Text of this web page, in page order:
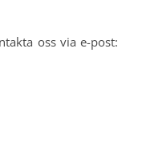
oss via e-post: